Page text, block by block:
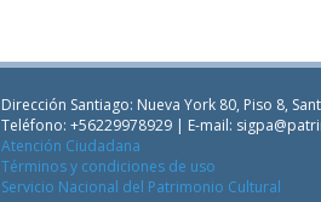
Dirección Santiago: Nueva York 80, Piso 8,
Teléfono: +56229978929 | E-mail:
Atención Ciudadana
Términos y condiciones de uso
Servicio Nacional del Patrimonio Cultural